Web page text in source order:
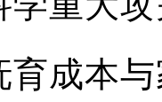
育成本